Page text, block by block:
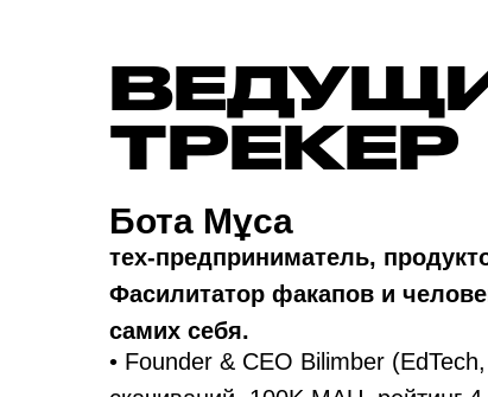
ТРЕКЕР
Бота Мұса
тех-предприниматель,
Фасилитатор факапов и
самих себя.
• Founder & CEO Bilimber